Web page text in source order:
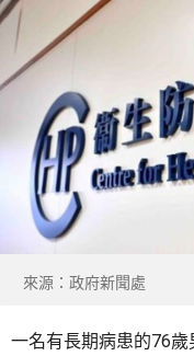
來源：政府新聞處
一名有長期病患的76